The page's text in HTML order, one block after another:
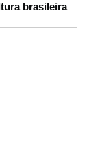
brasileira